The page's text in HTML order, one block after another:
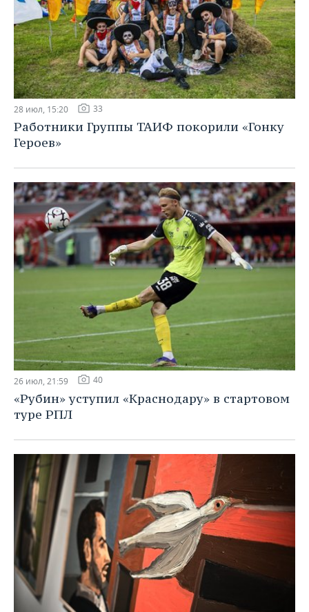
28 июл, 15:20 33
Работники Группы ТАИФ покорили «Гонку
Героев»
26 июл, 21:59 40
«Рубин» уступил «Краснодару» в стартовом
туре РПЛ